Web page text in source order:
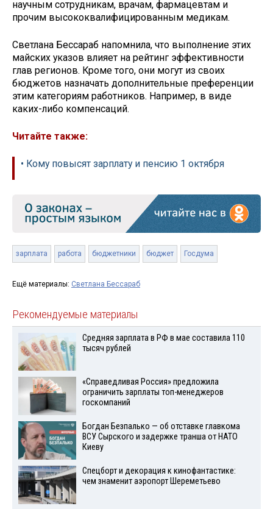
научным сотрудникам, врачам, фармацевтам и
прочим высококвалифицированным медикам.
Светлана Бессараб напомнила, что выполнение этих
майских указов влияет на рейтинг эффективности
глав регионов. Кроме того, они могут из своих
бюджетов назначать дополнительные преференции
этим категориям работников. Например, в виде
каких-либо компенсаций.
Читайте также:
• Кому повысят зарплату и пенсию 1 октября
зарплата работа бюджетники бюджет Госдума
Ещё материалы: Светлана Бессараб
Рекомендуемые материалы
Средняя зарплата в РФ в мае составила 110
тысяч рублей
«Справедливая Россия» предложила
ограничить зарплаты топ-менеджеров
госкомпаний
Богдан Безпалько — об отставке главкома
ВСУ Сырского и задержке транша от НАТО
Киеву
Спецборт и декорация к кинофантастике:
чем знаменит аэропорт Шереметьево